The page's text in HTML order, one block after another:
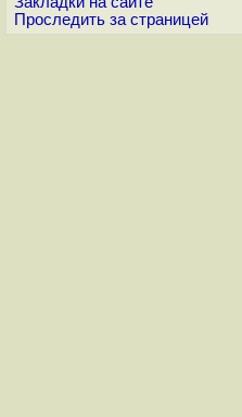
Проследить за страницей